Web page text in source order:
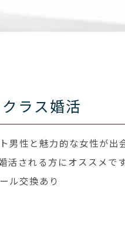
ラス婚活
男性と魅力的な女性が出
される方にオススメで
ル交換あり